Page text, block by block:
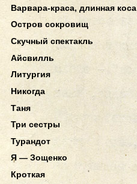
Варвара-краса, длинная коса
Остров сокровищ
Скучный спектакль
Айсвилль
Литургия
Никогда
Таня
Три сестры
Турандот
Я — Зощенко
Кроткая